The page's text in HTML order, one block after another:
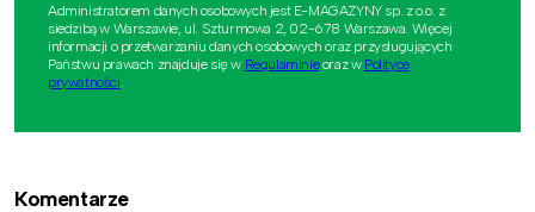
Administratorem danych osobowych jest E-MAGAZYNY sp. z o.o. z
siedzibą w Warszawie, ul. Szturmowa 2, 02-678 Warszawa. Więcej
informacji o przetwarzaniu danych osobowych oraz przysługujących
Państwu prawach znajduje się w Regulaminieoraz w Polityce
prywatności.
Komentarze